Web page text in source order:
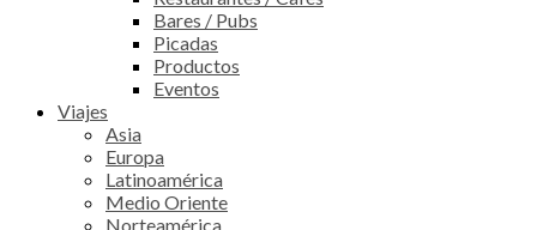
Bares / Pubs
Picadas
Productos
Eventos
Viajes
Asia
Europa
Latinoamérica
Medio Oriente
Norteamérica